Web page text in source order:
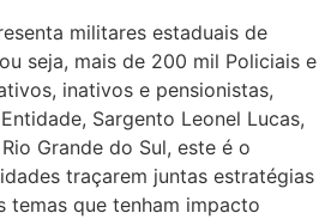
militares estaduais de
seja, mais de 200 mil Policiais e
inativos e pensionistas,
Sargento Leonel Lucas,
Grande do Sul, este é o
traçarem juntas estratégias
temas que tenham impacto